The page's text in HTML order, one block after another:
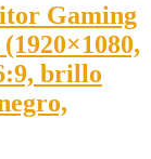
Gaming
brillo